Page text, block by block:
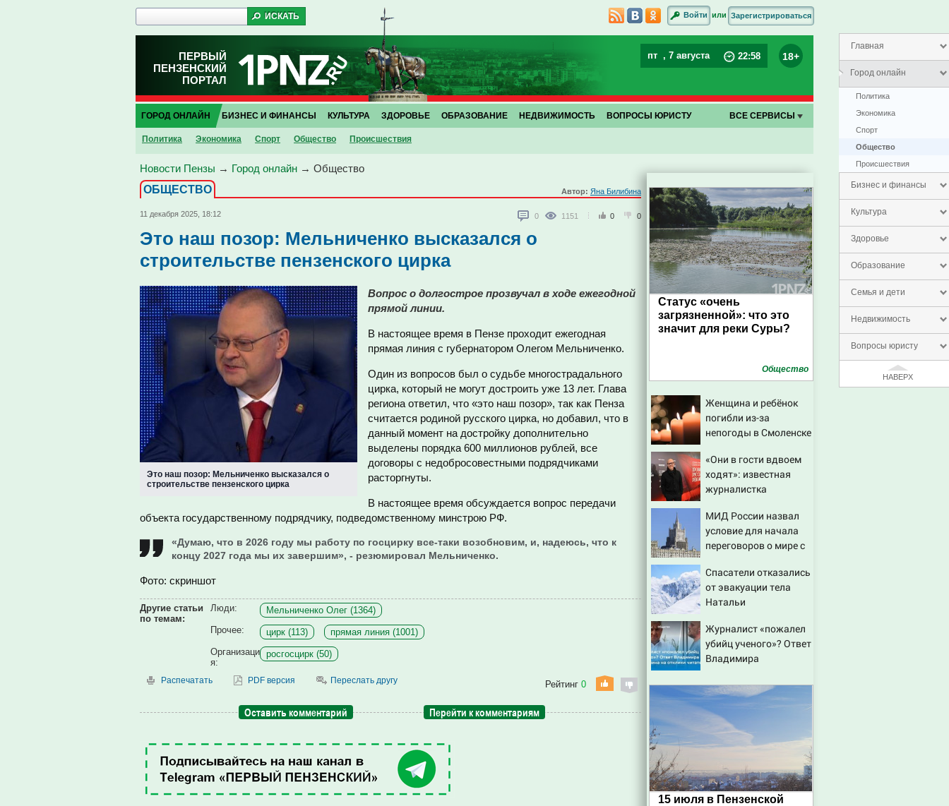
Главная
Город онлайн
Политика
Экономика
Спорт
Общество
Проиcшествия
Бизнес и финансы
Культура
Здоровье
Образование
Семья и дети
Недвижимость
Вопросы юристу
НАВЕРХ
Войти или Зарегистрироваться
ПЕРВЫЙ
ПЕНЗЕНСКИЙ
ПОРТАЛ
пт , 7 августа 22:58 18+
ГОРОД ОНЛАЙН
Политика Экономика Спорт Общество Проиcшествия
БИЗНЕС И ФИНАНСЫ КУЛЬТУРА ЗДОРОВЬЕ ОБРАЗОВАНИЕ НЕДВИЖИМОСТЬ ВОПРОСЫ ЮРИСТУ ВСЕ СЕРВИСЫ
Новости Пензы → Город онлайн → Общество
ОБЩЕСТВО
Автор: Яна Билибина
11 декабря 2025, 18:12 0 1151 0 0
Это наш позор: Мельниченко высказался о
строительстве пензенского цирка
Это наш позор: Мельниченко высказался о
строительстве пензенского цирка
Вопрос о долгострое прозвучал в ходе ежегодной
прямой линии.
В настоящее время в Пензе проходит ежегодная
прямая линия с губернатором Олегом Мельниченко.
Один из вопросов был о судьбе многострадального
цирка, который не могут достроить уже 13 лет. Глава
региона ответил, что «это наш позор», так как Пенза
считается родиной русского цирка, но добавил, что в
данный момент на достройку дополнительно
выделены порядка 600 миллионов рублей, все
договоры с недобросовестными подрядчиками
расторгнуты.
В настоящее время обсуждается вопрос передачи
объекта государственному подрядчику, подведомственному минстрою РФ.
«Думаю, что в 2026 году мы работу по госцирку все-таки возобновим, и, надеюсь, что к
концу 2027 года мы их завершим», - резюмировал Мельниченко.
Фото: скриншот
Другие статьи
по темам:
Люди:
Мельниченко Олег (1364)
Прочее:
цирк (113)
прямая линия (1001)
Организаци
я:
росгосцирк (50)
Распечатать PDF версия Переслать другу Рейтинг 0
Оставить комментарий Перейти к комментариям
Статус «очень
загрязненной»: что это
значит для реки Суры?
Общество
Женщина и ребёнок
погибли из-за
непогоды в Смоленске
«Они в гости вдвоем
ходят»: известная
журналистка
Бондарчука и
Исаковой
МИД России назвал
условие для начала
переговоров о мире с
Спасатели отказались
от эвакуации тела
Натальи
семитысячника
Журналист «пожалел
убийц ученого»? Ответ
Владимира
читателей
15 июля в Пензенской